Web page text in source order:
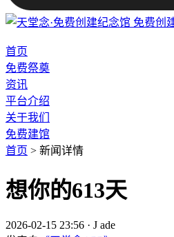
免费创
首页
免费祭奠
资讯
平台介绍
关于我们
免费建馆
首页 > 新闻详情
想你的613天
2026-02-15 23:56 · J ade